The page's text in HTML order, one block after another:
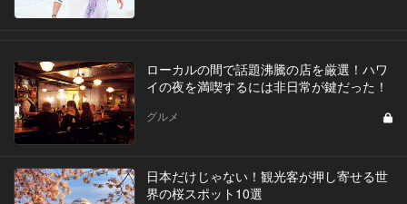
ローカルの間で話題沸騰の店を厳選！ハワ
イの夜を満喫するには非日常が鍵だった！
グルメ
日本だけじゃない！観光客が押し寄せる世
界の桜スポット10選